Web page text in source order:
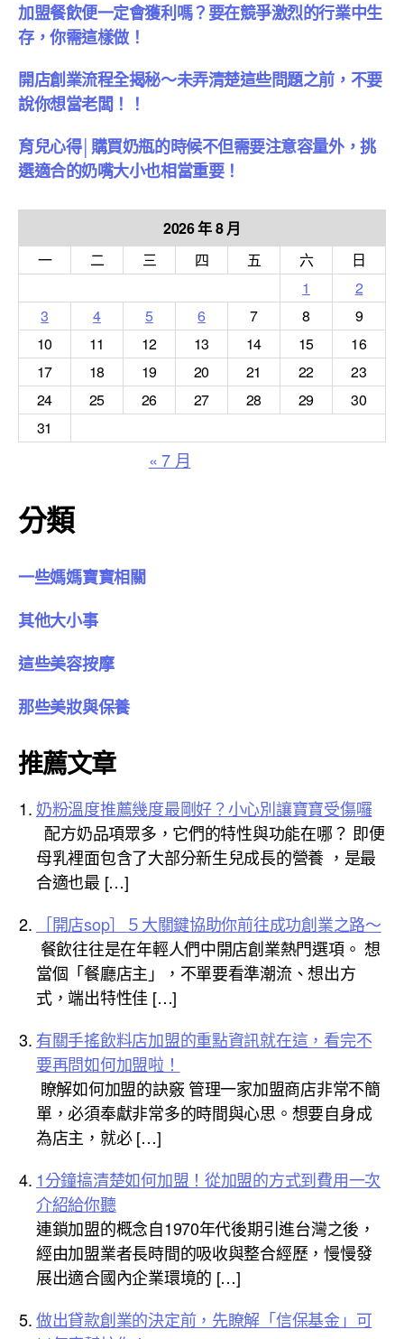
加盟餐飲便一定會獲利嗎？要在競爭激烈的行業中生
存，你需這樣做！
開店創業流程全揭秘～未弄清楚這些問題之前，不要
說你想當老闆！！
育兒心得│購買奶瓶的時候不但需要注意容量外，挑
選適合的奶嘴大小也相當重要！
2026 年 8 月
一
二 三 四 五 六
日
1
2
3
4 5 6 7 8
9
10
11 12 13 14 15
16
17
18 19 20 21 22
23
24
25 26 27 28 29
30
31
« 7 月
分類
一些媽媽寶寶相關
其他大小事
這些美容按摩
那些美妝與保養
推薦文章
奶粉溫度推薦幾度最剛好？小心別讓寶寶受傷囉
配方奶品項眾多，它們的特性與功能在哪？ 即便
母乳裡面包含了大部分新生兒成長的營養 ，是最
合適也最 […]
［開店sop］５大關鍵協助你前往成功創業之路～
餐飲往往是在年輕人們中開店創業熱門選項。 想
當個「餐廳店主」，不單要看準潮流、想出方
式，端出特性佳 […]
有關手搖飲料店加盟的重點資訊就在這，看完不
要再問如何加盟啦！
瞭解如何加盟的訣竅 管理一家加盟商店非常不簡
單，必須奉獻非常多的時間與心思。想要自身成
為店主，就必 […]
1分鐘搞清楚如何加盟！從加盟的方式到費用一次
介紹給你聽
連鎖加盟的概念自1970年代後期引進台灣之後，
經由加盟業者長時間的吸收與整合經歷，慢慢發
展出適合國內企業環境的 […]
做出貸款創業的決定前，先瞭解「信保基金」可